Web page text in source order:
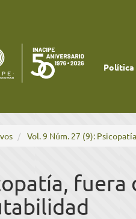
Vol. 9 Núm. 27 (9):
fuera